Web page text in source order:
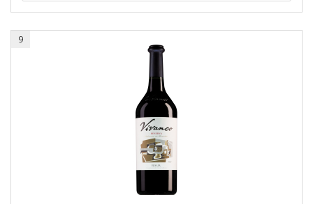
9